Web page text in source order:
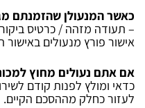
כאשר המנעולן שהזמנתם
– תעודה מזהה / כרטיס
אישור פורץ מנעולים
אם אתם נעולים מחוץ
כדאי ומולץ לפנות קודם
לעזור כחלק מההסכם הקיים.